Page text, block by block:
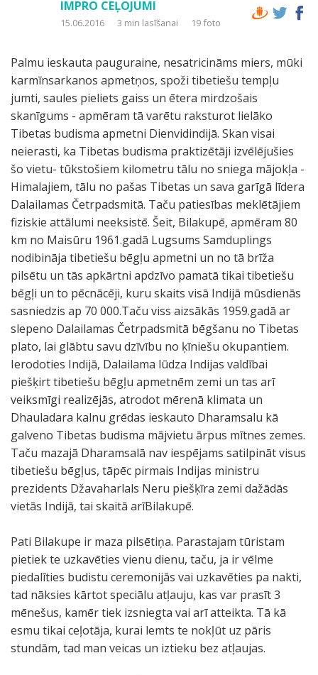
IMPRO CEĻOJUMI
15.06.2016 3 min lasīšanai 19 foto
Palmu ieskauta pauguraine, nesatricināms miers, mūki
karmīnsarkanos apmetņos, spoži tibetiešu tempļu
jumti, saules pieliets gaiss un ētera mirdzošais
skanīgums - apmēram tā varētu raksturot lielāko
Tibetas budisma apmetni Dienvidindijā. Skan visai
neierasti, ka Tibetas budisma praktizētāji izvēlējušies
šo vietu- tūkstošiem kilometru tālu no sniega mājokļa -
Himalajiem, tālu no pašas Tibetas un sava garīgā līdera
Dalailamas Četrpadsmitā. Taču patiesības meklētājiem
fiziskie attālumi neeksistē. Šeit, Bilakupē, apmēram 80
km no Maisūru 1961.gadā Lugsums Samduplings
nodibināja tibetiešu bēgļu apmetni un no tā brīža
pilsētu un tās apkārtni apdzīvo pamatā tikai tibetiešu
bēgļi un to pēcnācēji, kuru skaits visā Indijā mūsdienās
sasniedzis ap 70 000.Taču viss aizsākās 1959.gadā ar
slepeno Dalailamas Četrpadsmitā bēgšanu no Tibetas
plato, lai glābtu savu dzīvību no ķīniešu okupantiem.
Ierodoties Indijā, Dalailama lūdza Indijas valdībai
piešķirt tibetiešu bēgļu apmetnēm zemi un tas arī
veiksmīgi realizējās, atrodot mērenā klimata un
Dhauladara kalnu grēdas ieskauto Dharamsalu kā
galveno Tibetas budisma mājvietu ārpus mītnes zemes.
Taču mazajā Dharamsalā nav iespējams satilpināt visus
tibetiešu bēgļus, tāpēc pirmais Indijas ministru
prezidents Džavaharlals Neru piešķīra zemi dažādās
vietās Indijā, tai skaitā arīBilakupē.
Pati Bilakupe ir maza pilsētiņa. Parastajam tūristam
pietiek te uzkavēties vienu dienu, taču, ja ir vēlme
piedalīties budistu ceremonijās vai uzkavēties pa nakti,
tad nāksies kārtot speciālu atļauju, kas var prasīt 3
mēnešus, kamēr tiek izsniegta vai arī atteikta. Tā kā
esmu tikai ceļotāja, kurai lemts te nokļūt uz pāris
stundām, tad man veicas un iztieku bez atļaujas.